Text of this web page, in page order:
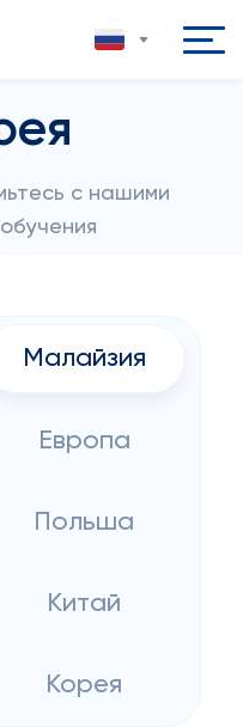
с нашими
Малайзия
Европа
Польша
Китай
Корея